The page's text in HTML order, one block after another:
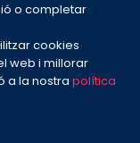
o completar
cookies
web i millorar
a la nostrapolítica